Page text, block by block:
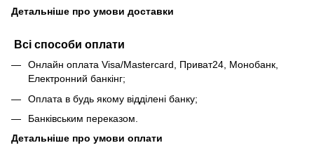
Детальніше про умови доставки
Всі способи оплати
Онлайн оплата Visa/Mastercard, Приват24, Монобанк,
Електронний банкінг;
Оплата в будь якому відділені банку;
Банківським переказом.
Детальніше про умови оплати